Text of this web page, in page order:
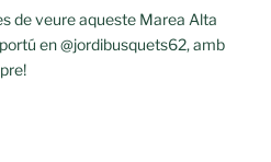
de veure aqueste Marea Alta
en @jordibusquets62, amb